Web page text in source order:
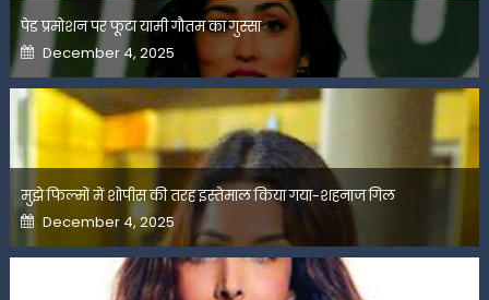
पेड प्रमोशन पर फूटा यामी गौतम का गुस्सा
Posted
on
December 4, 2025
मुझे फिल्मों में शोपीस की तरह इस्तेमाल किया गया-शहनाज गिल
Posted
on
December 4, 2025